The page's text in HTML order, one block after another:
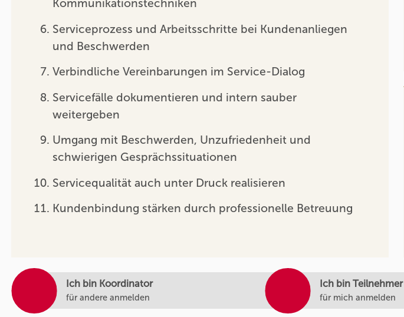
Ich bin Koordinator
für andere anmelden
Ich bin Teilnehmer
für mich anmelden
Kommunikationstechniken
Serviceprozess und Arbeitsschritte bei Kundenanliegen
und Beschwerden
Verbindliche Vereinbarungen im Service-Dialog
Servicefälle dokumentieren und intern sauber
weitergeben
Umgang mit Beschwerden, Unzufriedenheit und
schwierigen Gesprächssituationen
Servicequalität auch unter Druck realisieren
Kundenbindung stärken durch professionelle Betreuung